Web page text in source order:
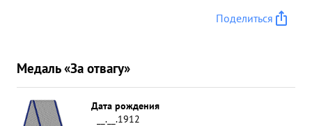
Поделиться
Медаль «За отвагу»
Дата рождения
__.__.1912